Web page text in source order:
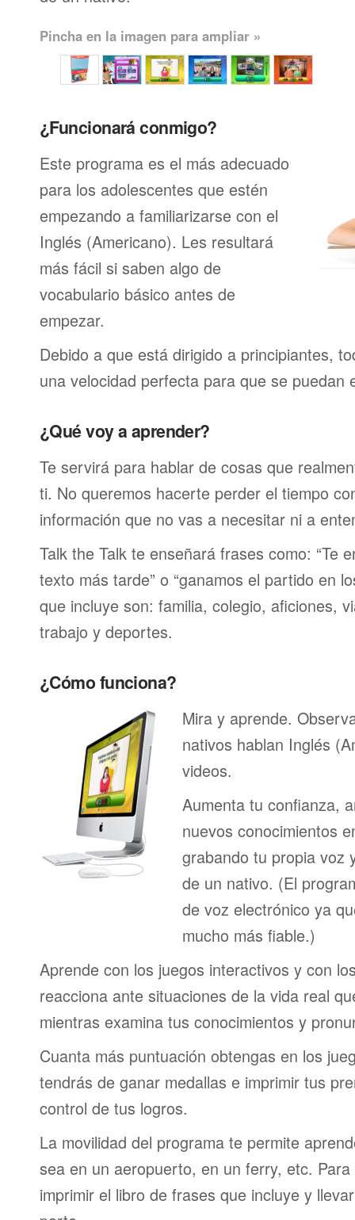
Pincha en la imagen para ampliar »
¿Funcionará conmigo?
Este programa es el más adecuado
para los adolescentes que estén
empezando a familiarizarse con el
Inglés (Americano). Les resultará
más fácil si saben algo de
vocabulario básico antes de
empezar.
Debido a que está dirigido a principiantes,
una velocidad perfecta para que se puedan
¿Qué voy a aprender?
Te servirá para hablar de cosas que
ti. No queremos hacerte perder el tiempo
información que no vas a necesitar ni a
Talk the Talk te enseñará frases como: “Te
texto más tarde” o “ganamos el partido en
que incluye son: familia, colegio, aficiones,
trabajo y deportes.
¿Cómo funciona?
Mira y aprende.
nativos hablan Inglés
videos.
Aumenta tu confianza,
nuevos conocimientos
grabando tu propia voz
de un nativo. (El
de voz electrónico ya
mucho más fiable.)
Aprende con los juegos interactivos y con
reacciona ante situaciones de la vida real
mientras examina tus conocimientos y
Cuanta más puntuación obtengas en los
tendrás de ganar medallas e imprimir tus
control de tus logros.
La movilidad del programa te permite
sea en un aeropuerto, en un ferry, etc.
imprimir el libro de frases que incluye y